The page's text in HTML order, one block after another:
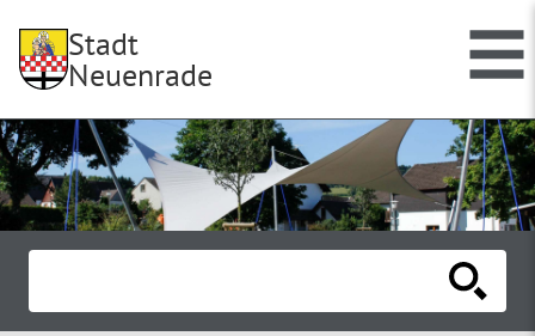
Stadt
Neuenrade